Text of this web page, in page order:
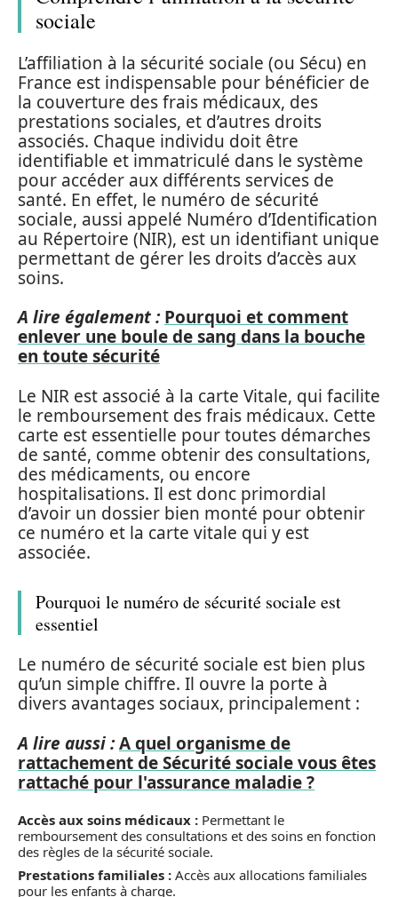
sociale
L’affiliation à la sécurité sociale (ou Sécu) en
France est indispensable pour bénéficier de
la couverture des frais médicaux, des
prestations sociales, et d’autres droits
associés. Chaque individu doit être
identifiable et immatriculé dans le système
pour accéder aux différents services de
santé. En effet, le numéro de sécurité
sociale, aussi appelé Numéro d’Identification
au Répertoire (NIR), est un identifiant unique
permettant de gérer les droits d’accès aux
soins.
A lire également : Pourquoi et comment
enlever une boule de sang dans la bouche
en toute sécurité
Le NIR est associé à la carte Vitale, qui facilite
le remboursement des frais médicaux. Cette
carte est essentielle pour toutes démarches
de santé, comme obtenir des consultations,
des médicaments, ou encore
hospitalisations. Il est donc primordial
d’avoir un dossier bien monté pour obtenir
ce numéro et la carte vitale qui y est
associée.
Pourquoi le numéro de sécurité sociale est
essentiel
Le numéro de sécurité sociale est bien plus
qu’un simple chiffre. Il ouvre la porte à
divers avantages sociaux, principalement :
A lire aussi :A quel organisme de
rattachement de Sécurité sociale vous êtes
rattaché pour l'assurance maladie ?
Accès aux soins médicaux : Permettant le
remboursement des consultations et des soins en fonction
des règles de la sécurité sociale.
Prestations familiales : Accès aux allocations familiales
pour les enfants à charge.